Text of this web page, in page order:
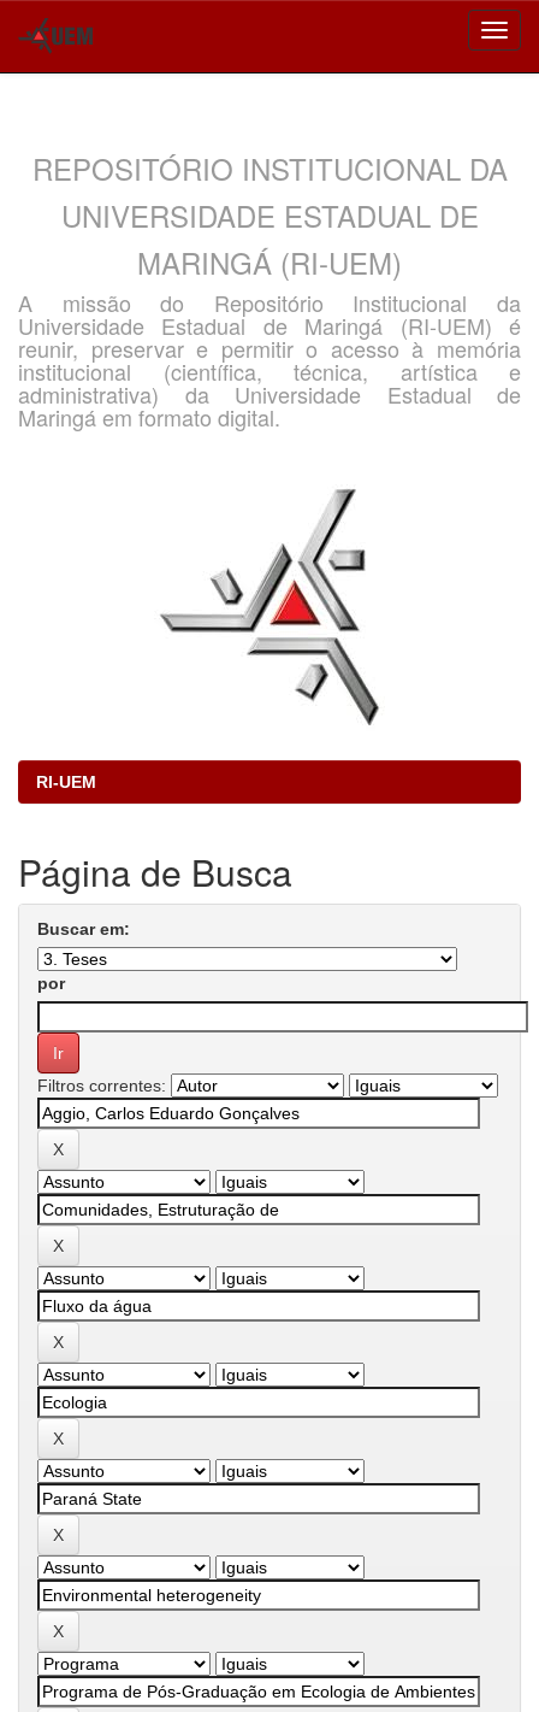
REPOSITÓRIO INSTITUCIONAL DA
UNIVERSIDADE ESTADUAL DE
MARINGÁ (RI-UEM)
A missão do Repositório Institucional da
Universidade Estadual de Maringá (RI-UEM) é
reunir, preservar e permitir o acesso à memória
institucional (científica, técnica, artística e
administrativa) da Universidade Estadual de
Maringá em formato digital.
RI-UEM
Página de Busca
Buscar em:
por
Filtros correntes: